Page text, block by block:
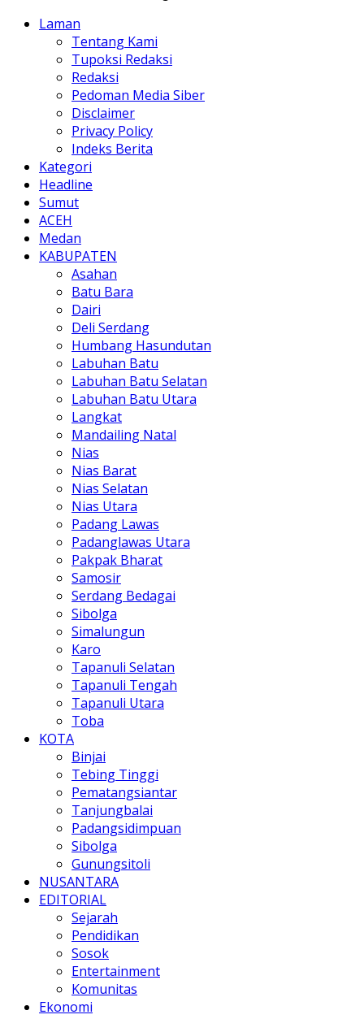
Laman
Tentang Kami
Tupoksi Redaksi
Redaksi
Pedoman Media Siber
Disclaimer
Privacy Policy
Indeks Berita
Kategori
Headline
Sumut
ACEH
Medan
KABUPATEN
Asahan
Batu Bara
Dairi
Deli Serdang
Humbang Hasundutan
Labuhan Batu
Labuhan Batu Selatan
Labuhan Batu Utara
Langkat
Mandailing Natal
Nias
Nias Barat
Nias Selatan
Nias Utara
Padang Lawas
Padanglawas Utara
Pakpak Bharat
Samosir
Serdang Bedagai
Sibolga
Simalungun
Karo
Tapanuli Selatan
Tapanuli Tengah
Tapanuli Utara
Toba
KOTA
Binjai
Tebing Tinggi
Pematangsiantar
Tanjungbalai
Padangsidimpuan
Sibolga
Gunungsitoli
NUSANTARA
EDITORIAL
Sejarah
Pendidikan
Sosok
Entertainment
Komunitas
Ekonomi